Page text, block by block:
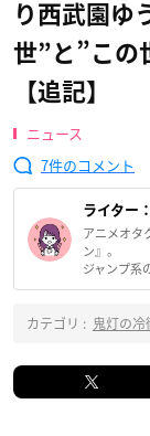
り西武園ゆ
世”と”この
【追記】
ニュース
7
ライター：
アニメオタ
ン』。
ジャンプ系
カテゴリ : 鬼灯の冷